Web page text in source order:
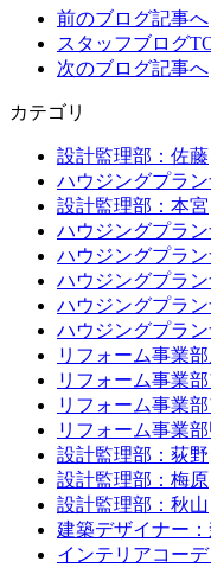
前のブログ記事へ
スタッフブログ
次のブログ記事へ
カテゴリ
設計監理部：佐藤
ハウジングプラ
設計監理部：本宮
ハウジングプラ
ハウジングプラ
ハウジングプラ
ハウジングプラ
ハウジングプラ
リフォーム事業部
リフォーム事業
リフォーム事業
リフォーム事業
設計監理部：荻野
設計監理部：梅原
設計監理部：秋山
建築デザイナー
インテリアコー